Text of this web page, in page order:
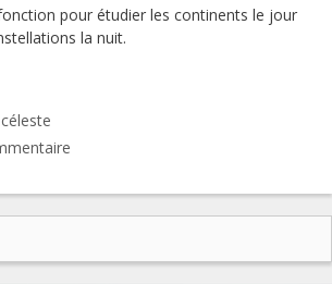
pour étudier les continents le jour
la nuit.